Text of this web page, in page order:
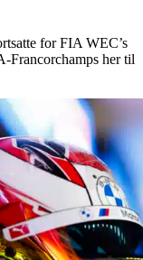
for FIA WEC’s
Francorchamps her til